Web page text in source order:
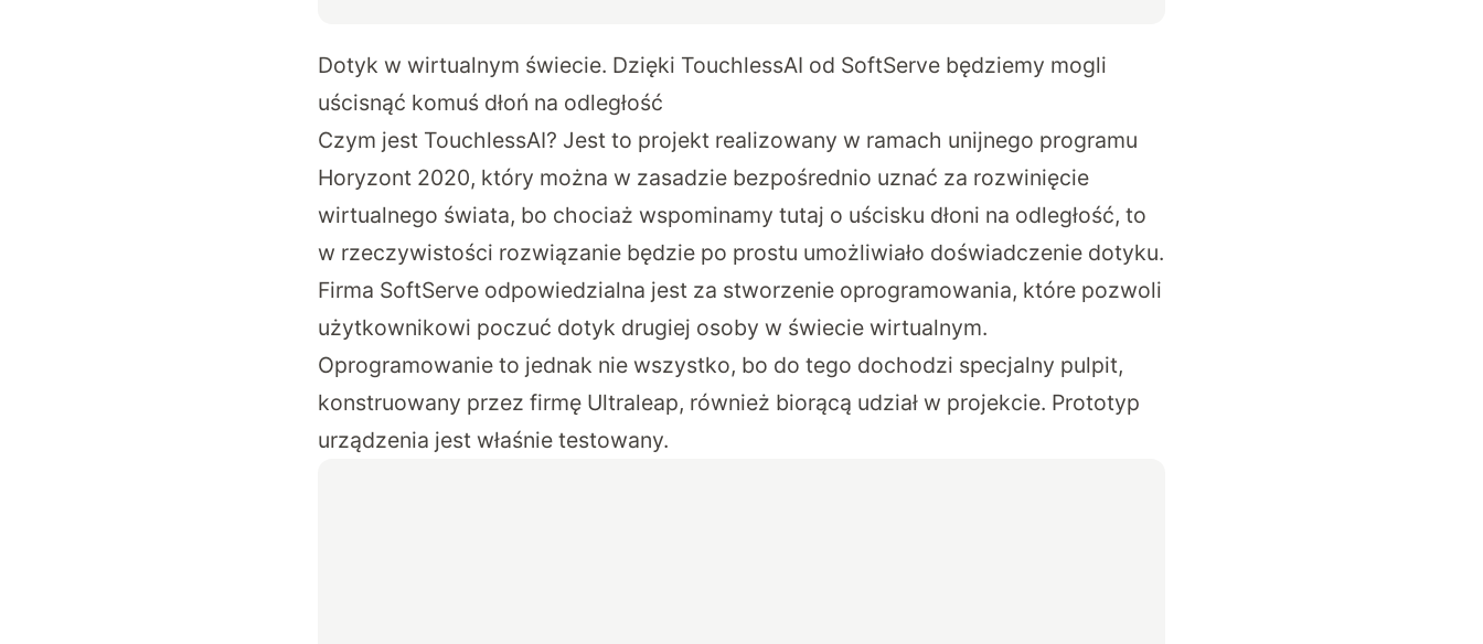
Dotyk w wirtualnym świecie. Dzięki TouchlessAI od SoftServe będziemy mogli
uścisnąć komuś dłoń na odległość
Czym jest TouchlessAI? Jest to projekt realizowany w ramach unijnego programu
Horyzont 2020, który można w zasadzie bezpośrednio uznać za rozwinięcie
wirtualnego świata, bo chociaż wspominamy tutaj o uścisku dłoni na odległość, to
w rzeczywistości rozwiązanie będzie po prostu umożliwiało doświadczenie dotyku.
Firma SoftServe odpowiedzialna jest za stworzenie oprogramowania, które pozwoli
użytkownikowi poczuć dotyk drugiej osoby w świecie wirtualnym.
Oprogramowanie to jednak nie wszystko, bo do tego dochodzi specjalny pulpit,
konstruowany przez firmę Ultraleap, również biorącą udział w projekcie. Prototyp
urządzenia jest właśnie testowany.